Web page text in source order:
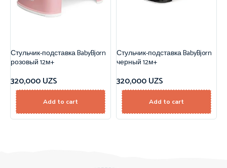
Стульчик-подставка BabyBjorn
розовый 12м+
320,000UZS
Add to cart
Стульчик-подставка BabyBjorn
черный 12м+
320,000UZS
Add to cart